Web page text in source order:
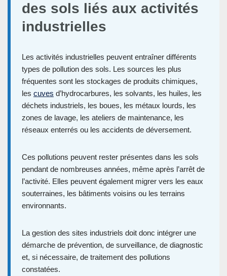
des sols liés aux activités
industrielles
Les activités industrielles peuvent entraîner différents
types de pollution des sols. Les sources les plus
fréquentes sont les stockages de produits chimiques,
les cuves d’hydrocarbures, les solvants, les huiles, les
déchets industriels, les boues, les métaux lourds, les
zones de lavage, les ateliers de maintenance, les
réseaux enterrés ou les accidents de déversement.
Ces pollutions peuvent rester présentes dans les sols
pendant de nombreuses années, même après l’arrêt de
l’activité. Elles peuvent également migrer vers les eaux
souterraines, les bâtiments voisins ou les terrains
environnants.
La gestion des sites industriels doit donc intégrer une
démarche de prévention, de surveillance, de diagnostic
et, si nécessaire, de traitement des pollutions
constatées.